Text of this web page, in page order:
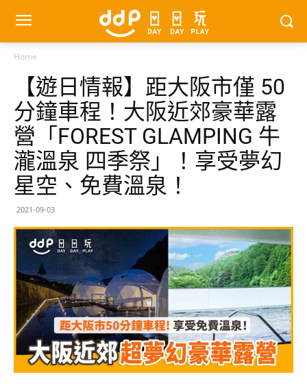
Home
【遊日情報】距大阪市僅 50
分鐘車程！大阪近郊豪華露
營「FOREST GLAMPING 牛
瀧溫泉 四季祭」！享受夢幻
星空、免費溫泉！
2021-09-03